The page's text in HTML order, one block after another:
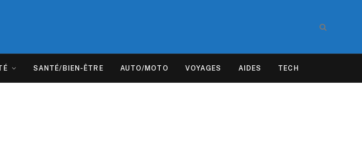
SANTÉ/BIEN-ÊTRE AUTO/MOTO VOYAGES AIDES TECH